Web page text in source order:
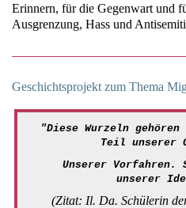
Erinnern, für die Gegenwart und
Ausgrenzung, Hass und
Geschichtsprojekt zum Thema
"Diese Wurzeln
Teil unserer
Unserer
unserer
(Zitat: Il. Da. Schülerin